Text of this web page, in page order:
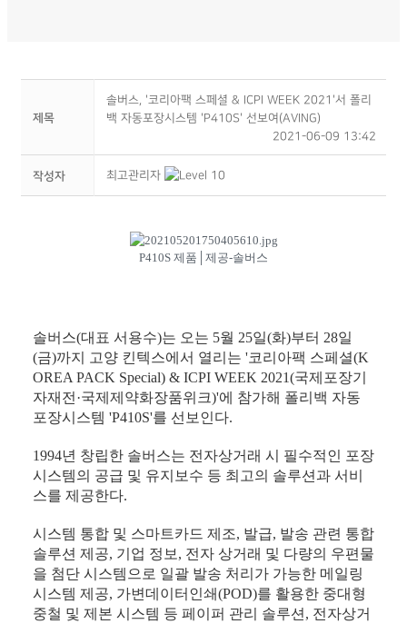
제목
솔버스, '코리아팩 스페셜 & ICPI WEEK 2021'서 폴리
백 자동포장시스템 'P410S' 선보여(AVING)
2021-06-09 13:42
작성자 최고관리자
P410S 제품│제공-솔버스
솔버스(대표 서용수)는 오는 5월 25일(화)부터 28일
(금)까지 고양 킨텍스에서 열리는 '코리아팩 스페셜(K
OREA PACK Special) & ICPI WEEK 2021(국제포장기
자재전·국제제약화장품위크)'에 참가해 폴리백 자동
포장시스템 'P410S'를 선보인다.
1994년 창립한 솔버스는 전자상거래 시 필수적인 포장
시스템의 공급 및 유지보수 등 최고의 솔루션과 서비
스를 제공한다.
시스템 통합 및 스마트카드 제조, 발급, 발송 관련 통합
솔루션 제공, 기업 정보, 전자 상거래 및 다량의 우편물
을 첨단 시스템으로 일괄 발송 처리가 가능한 메일링
시스템 제공, 가변데이터인쇄(POD)를 활용한 중대형
중철 및 제본 시스템 등 페이퍼 관리 솔루션, 전자상거